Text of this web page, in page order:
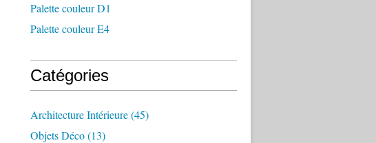
Palette couleur D1
Palette couleur E4
Catégories
Architecture Intérieure(45)
Objets Déco(13)